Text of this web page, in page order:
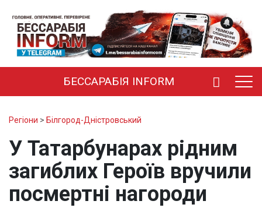
БЕССАРАБІЯ INFORM
Регіони > Білгород-Дністровський
У Татарбунарах рідним
загиблих Героїв вручили
посмертні нагороди